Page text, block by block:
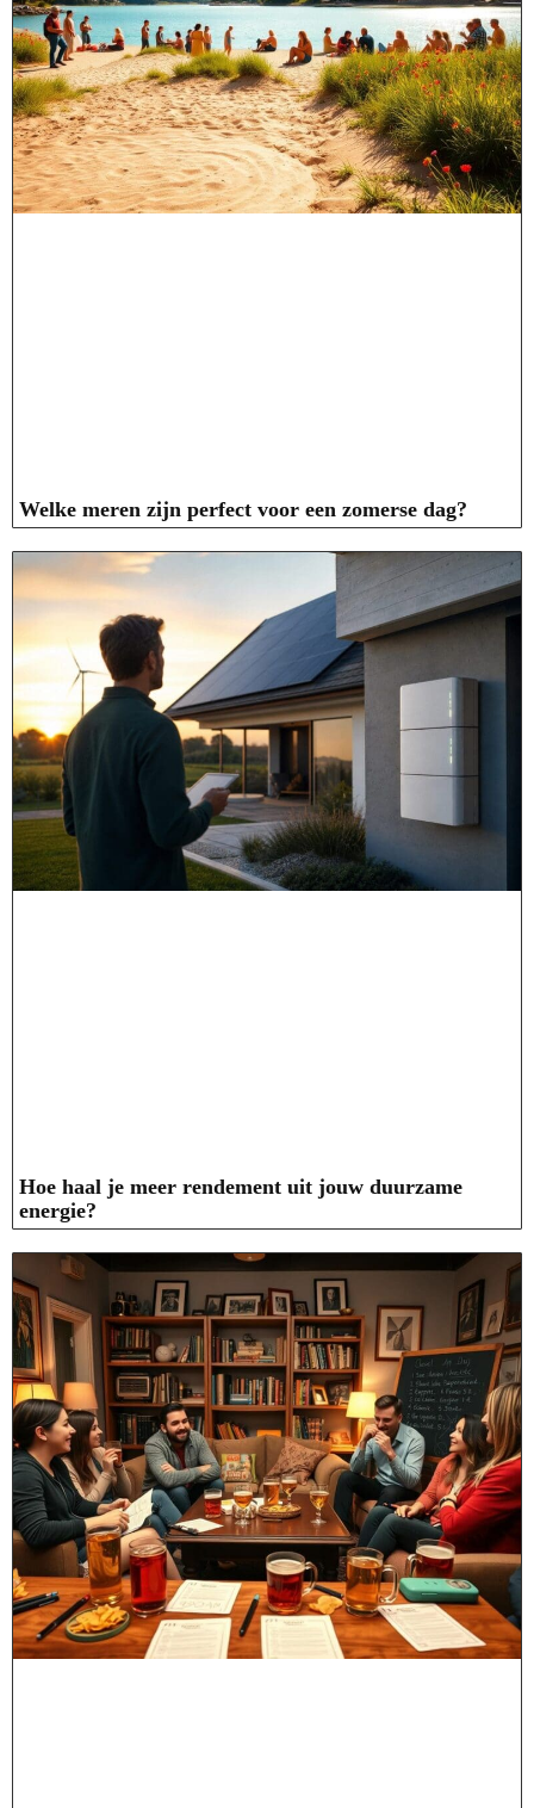
Welke meren zijn perfect voor een zomerse dag?
Hoe haal je meer rendement uit jouw duurzame
energie?